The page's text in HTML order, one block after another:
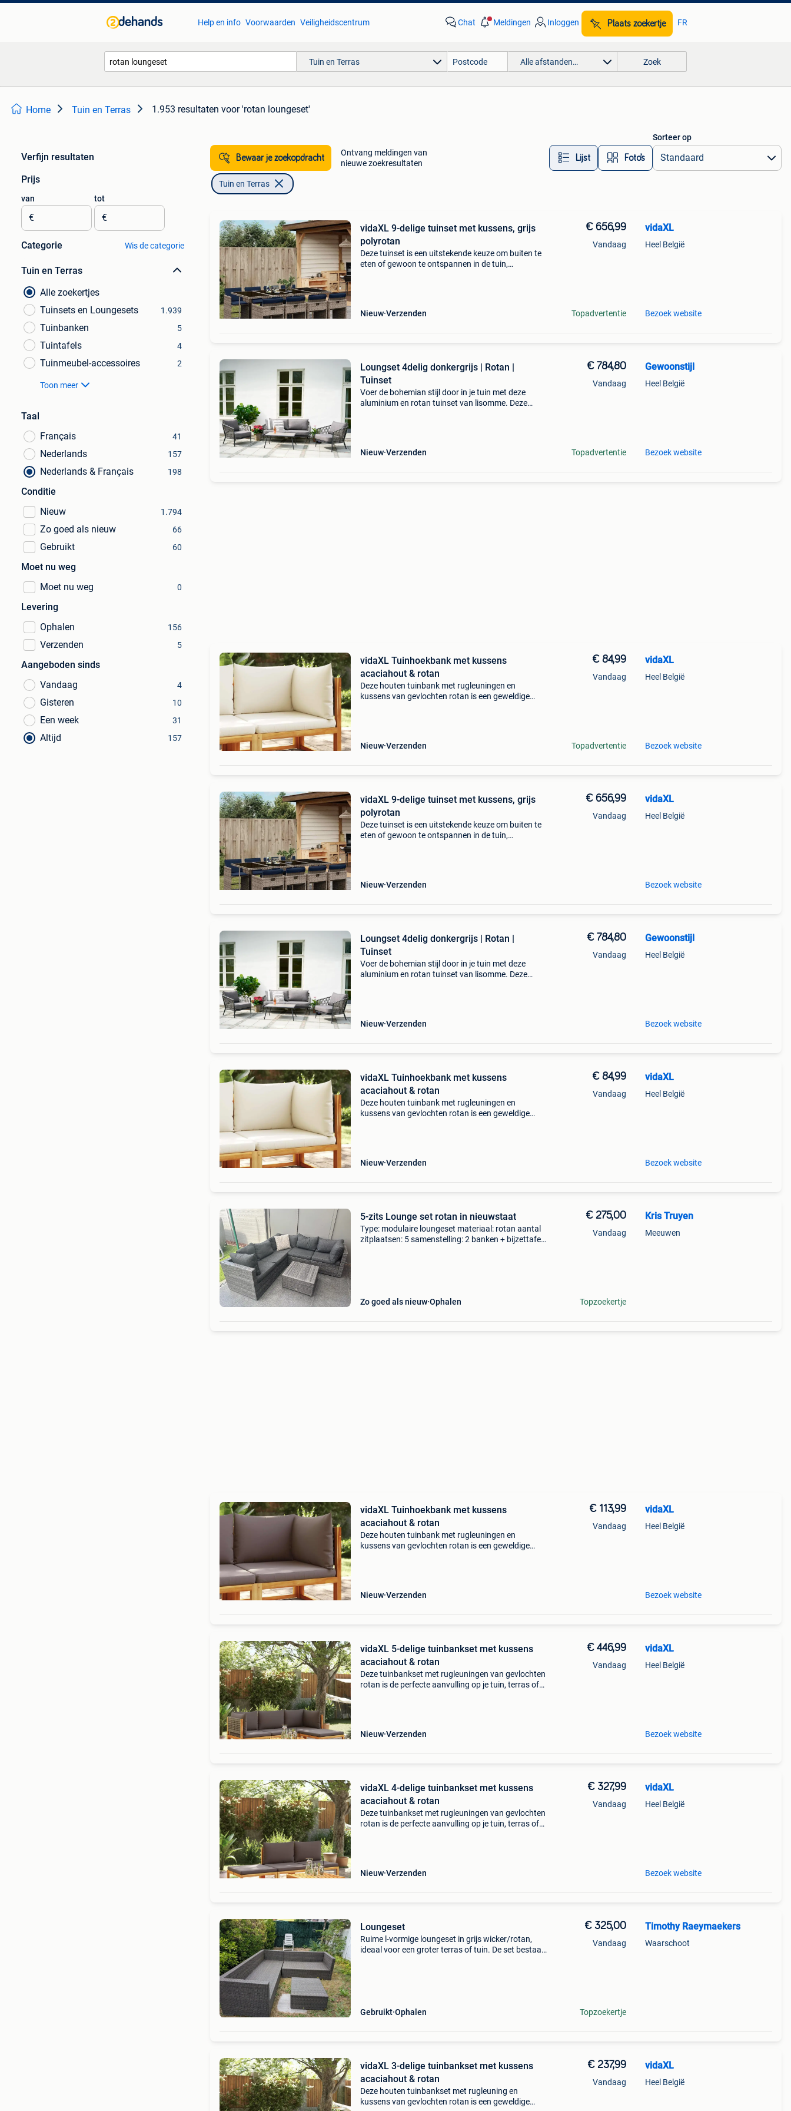
Help en info Voorwaarden Veiligheidscentrum Chat Meldingen Inloggen Plaats zoekertje FR
Tuin en Terras Alle afstanden… Zoek
Home Tuin en Terras 1.953 resultaten voor 'rotan loungeset'
Verfijn resultaten
Prijs
van
€
tot
€
Categorie Wis de categorie
Tuin en Terras
Alle zoekertjes
Tuinsets en Loungesets
1.939
Tuinbanken 5
Tuintafels 4
Tuinmeubel-accessoires 2
Toon meer
Taal
Français
41
Nederlands 157
Nederlands & Français 198
Conditie
Nieuw
1.794
Zo goed als nieuw 66
Gebruikt 60
Moet nu weg
Moet nu weg
0
Levering
Ophalen
156
Verzenden 5
Aangeboden sinds
Vandaag
4
Gisteren 10
Een week 31
Altijd 157
Bewaar je zoekopdracht
Ontvang meldingen van
nieuwe zoekresultaten
Lijst Foto’s
Sorteer op
Tuin en Terras
vidaXL 9-delige tuinset met kussens, grijs
polyrotan
Deze tuinset is een uitstekende keuze om buiten te
eten of gewoon te ontspannen in de tuin,
Nieuw Verzenden
€ 656,99
Vandaag
Topadvertentie
vidaXL
Heel België
Bezoek website
Loungset 4delig donkergrijs | Rotan |
Tuinset
Voer de bohemian stijl door in je tuin met deze
aluminium en rotan tuinset van lisomme. Deze
Nieuw Verzenden
€ 784,80
Vandaag
Topadvertentie
Gewoonstijl
Heel België
Bezoek website
vidaXL Tuinhoekbank met kussens
acaciahout & rotan
Deze houten tuinbank met rugleuningen en
kussens van gevlochten rotan is een geweldige
Nieuw Verzenden
€ 84,99
Vandaag
Topadvertentie
vidaXL
Heel België
Bezoek website
vidaXL 9-delige tuinset met kussens, grijs
polyrotan
Deze tuinset is een uitstekende keuze om buiten te
eten of gewoon te ontspannen in de tuin,
Nieuw Verzenden
€ 656,99
Vandaag
vidaXL
Heel België
Bezoek website
Loungset 4delig donkergrijs | Rotan |
Tuinset
Voer de bohemian stijl door in je tuin met deze
aluminium en rotan tuinset van lisomme. Deze
Nieuw Verzenden
€ 784,80
Vandaag
Gewoonstijl
Heel België
Bezoek website
vidaXL Tuinhoekbank met kussens
acaciahout & rotan
Deze houten tuinbank met rugleuningen en
kussens van gevlochten rotan is een geweldige
Nieuw Verzenden
€ 84,99
Vandaag
vidaXL
Heel België
Bezoek website
5-zits Lounge set rotan in nieuwstaat
Type: modulaire loungeset materiaal: rotan aantal
zitplaatsen: 5 samenstelling: 2 banken + bijzettafel
Zo goed als nieuw Ophalen
€ 275,00
Vandaag
Topzoekertje
Kris Truyen
Meeuwen
vidaXL Tuinhoekbank met kussens
acaciahout & rotan
Deze houten tuinbank met rugleuningen en
kussens van gevlochten rotan is een geweldige
Nieuw Verzenden
€ 113,99
Vandaag
vidaXL
Heel België
Bezoek website
vidaXL 5-delige tuinbankset met kussens
acaciahout & rotan
Deze tuinbankset met rugleuningen van gevlochten
rotan is de perfecte aanvulling op je tuin, terras of
Nieuw Verzenden
€ 446,99
Vandaag
vidaXL
Heel België
Bezoek website
vidaXL 4-delige tuinbankset met kussens
acaciahout & rotan
Deze tuinbankset met rugleuningen van gevlochten
rotan is de perfecte aanvulling op je tuin, terras of
Nieuw Verzenden
€ 327,99
Vandaag
vidaXL
Heel België
Bezoek website
Loungeset
Ruime l-vormige loungeset in grijs wicker/rotan,
ideaal voor een groter terras of tuin. De set bestaat
Gebruikt Ophalen
€ 325,00
Vandaag
Topzoekertje
Timothy Raeymaekers
Waarschoot
vidaXL 3-delige tuinbankset met kussens
acaciahout & rotan
Deze houten tuinbankset met rugleuning en
kussens van gevlochten rotan is een geweldige
€ 237,99
Vandaag
vidaXL
Heel België